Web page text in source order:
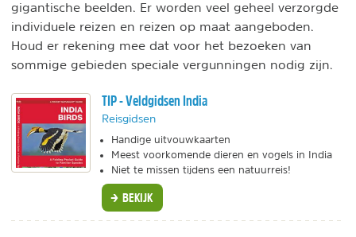
gigantische beelden. Er worden veel geheel verzorgde
individuele reizen en reizen op maat aangeboden.
Houd er rekening mee dat voor het bezoeken van
sommige gebieden speciale vergunningen nodig zijn.
TIP - Veldgidsen India
Reisgidsen
Handige uitvouwkaarten
Meest voorkomende dieren en vogels in India
Niet te missen tijdens een natuurreis!
BEKIJK